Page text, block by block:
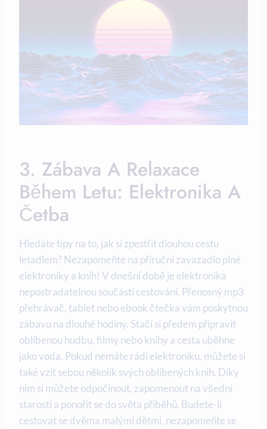
3. Zábava A Relaxace
Během Letu: Elektronika A
Četba
Hledáte tipy na to, jak si zpestřit dlouhou cestu
letadlem? Nezapomeňte na příruční zavazadlo plné
elektroniky a knih! V dnešní době je elektronika
nepostradatelnou součástí cestování. Přenosný mp3
přehrávač, tablet nebo ebook čtečka vám poskytnou
zábavu na dlouhé hodiny. Stačí si předem připravit
oblíbenou hudbu, filmy nebo knihy a cesta uběhne
jako voda. Pokud nemáte rádi elektroniku, můžete si
také vzít sebou několik svých oblíbených knih. Díky
nim si můžete odpočinout, zapomenout na všední
starosti a ponořit se do světa příběhů. Budete-li
cestovat se dvěma malými dětmi, nezapomeňte se